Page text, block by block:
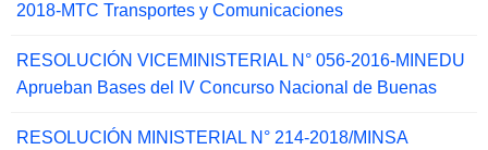
2018-MTC Transportes y Comunicaciones
RESOLUCIÓN VICEMINISTERIAL N° 056-2016-MINEDU
Aprueban Bases del IV Concurso Nacional de Buenas
RESOLUCIÓN MINISTERIAL N° 214-2018/MINSA